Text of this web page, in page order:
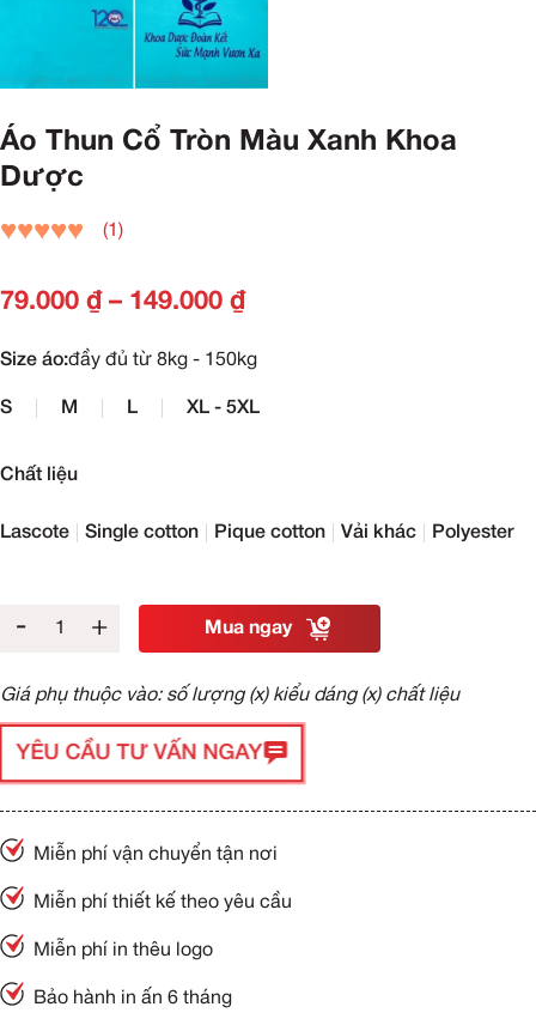
Áo Thun Cổ Tròn Màu Xanh Khoa
Dược
(1)
79.000 ₫ – 149.000 ₫
Size áo:đầy đủ từ 8kg - 150kg
S M L XL - 5XL
Chất liệu
Lascote Single cotton Pique cotton Vải khác Polyester
- + Mua ngay
Giá phụ thuộc vào: số lượng (x) kiểu dáng (x) chất liệu
YÊU CẦU TƯ VẤN NGAY
Miễn phí vận chuyển tận nơi
Miễn phí thiết kế theo yêu cầu
Miễn phí in thêu logo
Bảo hành in ấn 6 tháng